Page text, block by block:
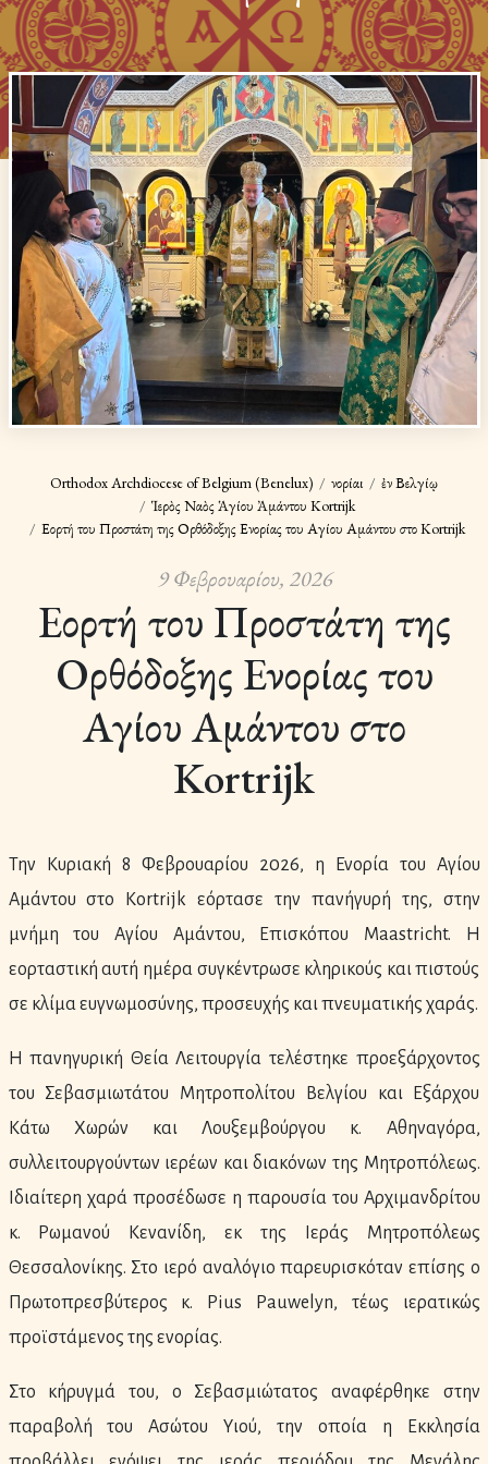
Orthodox Archdiocese of Belgium (Benelux) Ἐνορίαι
ἐν Βελγίῳ
Ἱερὸς Ναὸς Ἁγίου Ἀμάντου Kortrijk
Εορτή του Προστάτη της Ορθόδοξης Ενορίας του Αγίου Αμάντου στο Kortrijk
9 Φεβρουαρίου, 2026
Εορτή του Προστάτη της
Ορθόδοξης Ενορίας του
Αγίου Αμάντου στο
Kortrijk
Την Κυριακή 8 Φεβρουαρίου 2026, η Ενορία του Αγίου
Αμάντου στο Kortrijk εόρτασε την πανήγυρή της, στην
μνήμη του Αγίου Αμάντου, Επισκόπου Maastricht. Η
εορταστική αυτή ημέρα συγκέντρωσε κληρικούς και πιστούς
σε κλίμα ευγνωμοσύνης, προσευχής και πνευματικής χαράς.
Η πανηγυρική Θεία Λειτουργία τελέστηκε προεξάρχοντος
του Σεβασμιωτάτου Μητροπολίτου Βελγίου και Εξάρχου
Κάτω Χωρών και Λουξεμβούργου κ. Αθηναγόρα,
συλλειτουργούντων ιερέων και διακόνων της Μητροπόλεως.
Ιδιαίτερη χαρά προσέδωσε η παρουσία του Αρχιμανδρίτου
κ. Ρωμανού Κενανίδη, εκ της Ιεράς Μητροπόλεως
Θεσσαλονίκης. Στο ιερό αναλόγιο παρευρισκόταν επίσης ο
Πρωτοπρεσβύτερος κ. Pius Pauwelyn, τέως ιερατικώς
προϊστάμενος της ενορίας.
Στο κήρυγμά του, ο Σεβασμιώτατος αναφέρθηκε στην
παραβολή του Ασώτου Υιού, την οποία η Εκκλησία